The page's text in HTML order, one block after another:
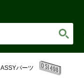
ASSYパーツ